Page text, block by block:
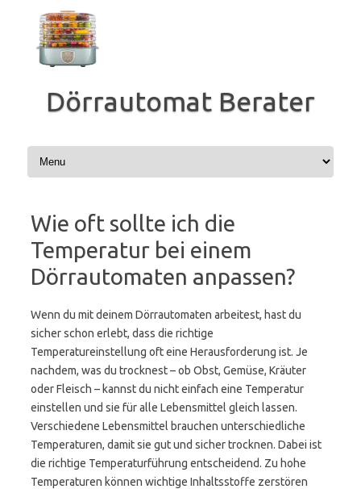
Inhalt
springen
Dörrautomat Berater
Wie oft sollte ich die
Temperatur bei einem
Dörrautomaten anpassen?
Wenn du mit deinem Dörrautomaten arbeitest, hast du
sicher schon erlebt, dass die richtige
Temperatureinstellung oft eine Herausforderung ist. Je
nachdem, was du trocknest – ob Obst, Gemüse, Kräuter
oder Fleisch – kannst du nicht einfach eine Temperatur
einstellen und sie für alle Lebensmittel gleich lassen.
Verschiedene Lebensmittel brauchen unterschiedliche
Temperaturen, damit sie gut und sicher trocknen. Dabei ist
die richtige Temperaturführung entscheidend. Zu hohe
Temperaturen können wichtige Inhaltsstoffe zerstören